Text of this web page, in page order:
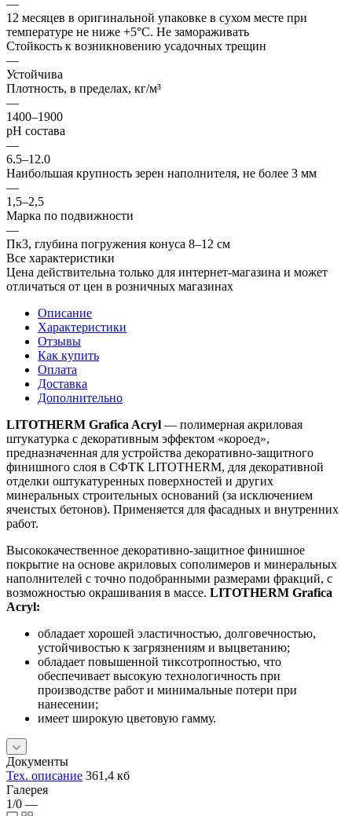
—
12 месяцев в оригинальной упаковке в сухом месте при
температуре не ниже +5°С. Не замораживать
Стойкость к возникновению усадочных трещин
—
Устойчива
Плотность, в пределах, кг/м³
—
1400–1900
рН состава
—
6.5–12.0
Наибольшая крупность зерен наполнителя, не более 3 мм
—
1,5–2,5
Марка по подвижности
—
Пк3, глубина погружения конуса 8–12 см
Все характеристики
Цена действительна только для интернет-магазина и может
отличаться от цен в розничных магазинах
Описание
Характеристики
Отзывы
Как купить
Оплата
Доставка
Дополнительно
LITOTHERM Grafica Acryl — полимерная акриловая
штукатурка с декоративным эффектом «короед»,
предназначенная для устройства декоративно-защитного
финишного слоя в СФТК LITOTHERM, для декоративной
отделки оштукатуренных поверхностей и других
минеральных строительных оснований (за исключением
ячеистых бетонов). Применяется для фасадных и внутренних
работ.
Высококачественное декоративно-защитное финишное
покрытие на основе акриловых сополимеров и минеральных
наполнителей с точно подобранными размерами фракций, с
возможностью окрашивания в массе. LITOTHERM Grafica
Acryl:
обладает хорошей эластичностью, долговечностью,
устойчивостью к загрязнениям и выцветанию;
обладает повышенной тиксотропностью, что
обеспечивает высокую технологичность при
производстве работ и минимальные потери при
нанесении;
имеет широкую цветовую гамму.
Документы
Тех. описание 361,4 кб
Галерея
1/0 —